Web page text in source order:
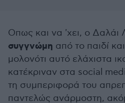
Οπως και να 'χει, ο Δαλάι
συγγνώμη από το παιδί
μολονότι αυτό ελάχιστα
κατέκριναν στα social
τη συμπεριφορά του
παντελώς ανάρμοστη,